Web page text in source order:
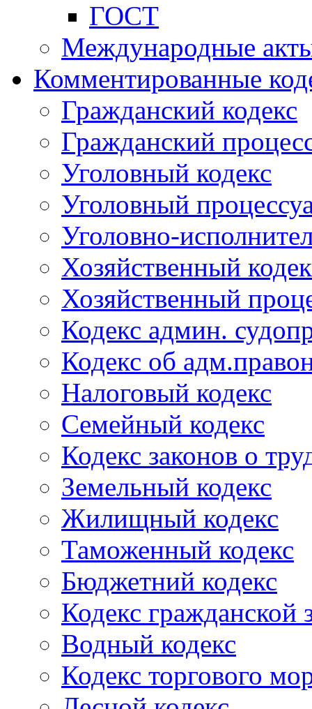
ГОСТ
Международные
Комментированные
Гражданский кодекс
Гражданский
Уголовный кодекс
Уголовный
Уголовно-
Хозяйственный
Хозяйственный
Кодекс админ.
Кодекс об
Налоговый кодекс
Семейный кодекс
Кодекс законов о
Земельный кодекс
Жилищный кодекс
Таможенный кодекс
Бюджетний кодекс
Кодекс гражданской
Водный кодекс
Кодекс торгового